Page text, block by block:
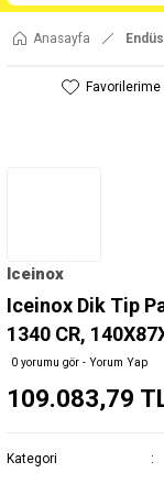
Anasayfa
Iceinox
Iceinox Dik Tip
1340 CR,
0 yorumu gör - Yorum Yap
109.083,79
Kategori